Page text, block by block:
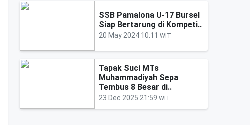
SSB Pamalona U-17 Bursel
Siap Bertarung di Kompeti..
20 May 2024 10:11 WIT
Tapak Suci MTs
Muhammadiyah Sepa
Tembus 8 Besar di..
23 Dec 2025 21:59 WIT